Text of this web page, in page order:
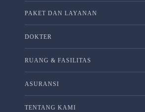
PAKET DAN LAYANAN
DOKTER
RUANG & FASILITAS
ASURANSI
TENTANG KAMI